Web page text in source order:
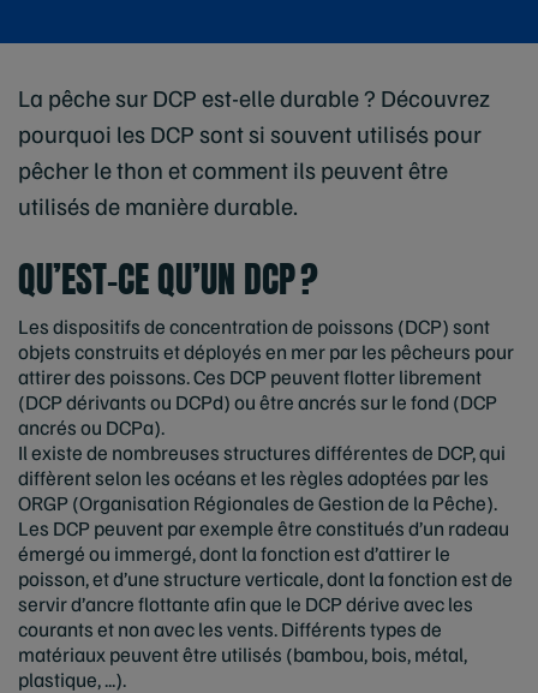
La pêche sur DCP est-elle durable ? Découvrez
pourquoi les DCP sont si souvent utilisés pour
pêcher le thon et comment ils peuvent être
utilisés de manière durable.
QU’EST-CE QU’UN DCP ?
Les dispositifs de concentration de poissons (DCP) sont
objets construits et déployés en mer par les pêcheurs pour
attirer des poissons. Ces DCP peuvent flotter librement
(DCP dérivants ou DCPd) ou être ancrés sur le fond (DCP
ancrés ou DCPa).
Il existe de nombreuses structures différentes de DCP, qui
diffèrent selon les océans et les règles adoptées par les
ORGP (Organisation Régionales de Gestion de la Pêche).
Les DCP peuvent par exemple être constitués d’un radeau
émergé ou immergé, dont la fonction est d’attirer le
poisson, et d’une structure verticale, dont la fonction est de
servir d’ancre flottante afin que le DCP dérive avec les
courants et non avec les vents. Différents types de
matériaux peuvent être utilisés (bambou, bois, métal,
plastique, ...).